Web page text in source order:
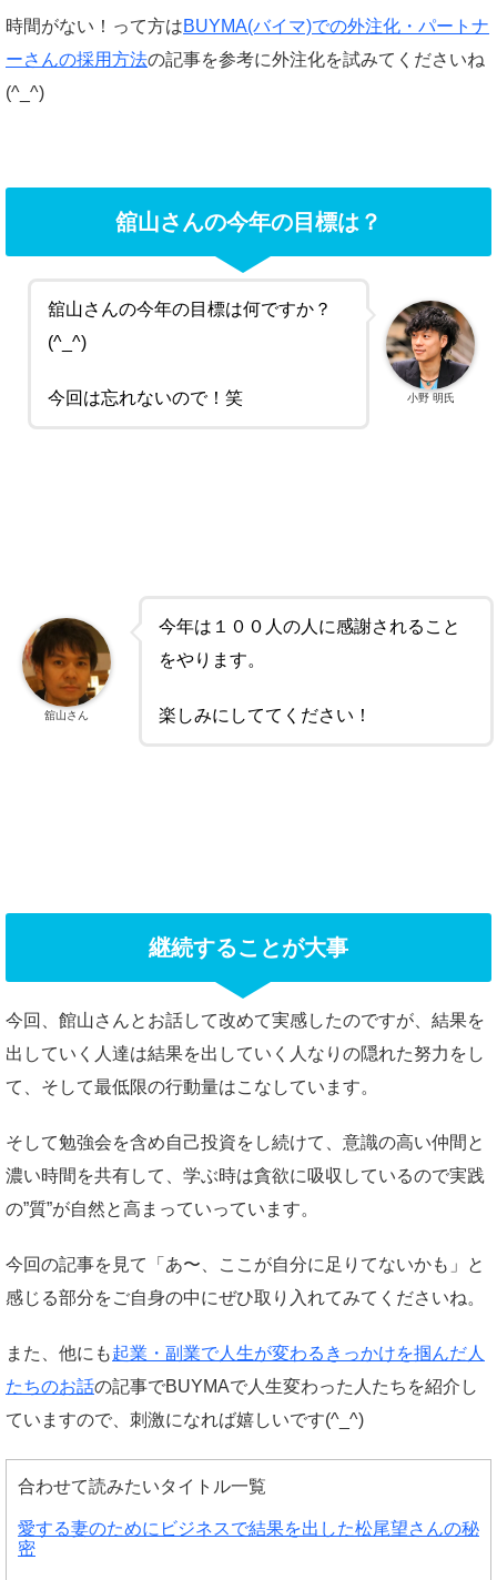
時間がない！って方はBUYMA(バイマ)での外注化・パートナ
ーさんの採用方法の記事を参考に外注化を試みてくださいね
(^_^)
舘山さんの今年の目標は？
舘山さんの今年の目標は何ですか？
(^_^)
今回は忘れないので！笑 小野 明氏
今年は１００人の人に感謝されること
をやります。
楽しみにしててください！
舘山さん
継続することが大事
今回、館山さんとお話して改めて実感したのですが、結果を
出していく人達は結果を出していく人なりの隠れた努力をし
て、そして最低限の行動量はこなしています。
そして勉強会を含め自己投資をし続けて、意識の高い仲間と
濃い時間を共有して、学ぶ時は貪欲に吸収しているので実践
の”質”が自然と高まっていっています。
今回の記事を見て「あ〜、ここが自分に足りてないかも」と
感じる部分をご自身の中にぜひ取り入れてみてくださいね。
また、他にも起業・副業で人生が変わるきっかけを掴んだ人
たちのお話の記事でBUYMAで人生変わった人たちを紹介し
ていますので、刺激になれば嬉しいです(^_^)
合わせて読みたいタイトル一覧
愛する妻のためにビジネスで結果を出した松尾望さんの秘
密